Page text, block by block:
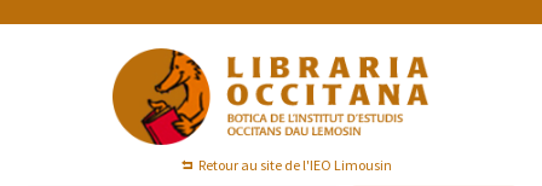
Passer
Passer
Passer
Retour au site de l'IEO Limousin